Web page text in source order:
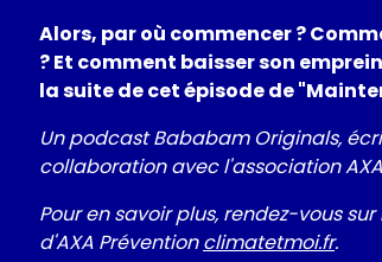
Alors, par où commencer ?
? Et comment baisser son
la suite de cet épisode de
Un podcast Bababam Originals,
collaboration avec l'association
Pour en savoir plus, rendez-vous
d'AXA Préventionclimatetmoi.fr.